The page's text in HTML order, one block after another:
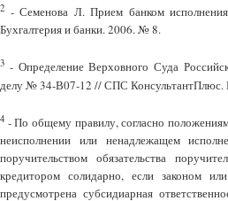
2 - Семенова Л. Прием банком
Бухгалтерия и банки. 2006. № 8.
3 - Определение Верховного Суда
делу № 34-В07-12 // СПС КонсультантПлюс.
4 - По общему правилу, согласно
неисполнении или ненадлежащем
поручительством обязательства
кредитором солидарно, если законом
предусмотрена субсидиарная